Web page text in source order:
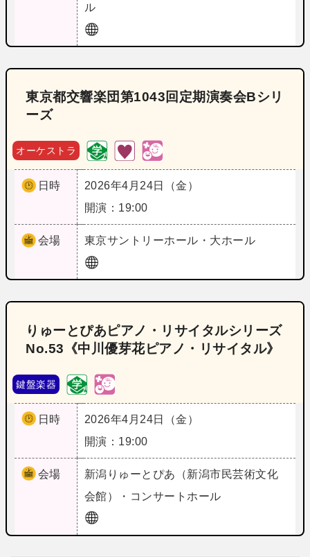
ル
東京都交響楽団第1043回定期演奏会Bシリ
ーズ
オーケストラ
日時
2026年4月24日（金）
開演：19:00
会場 東京サントリーホール・大ホール
りゅーとぴあピアノ・リサイタルシリーズ
No.53《中川優芽花ピアノ・リサイタル》
鍵盤楽器
日時
2026年4月24日（金）
開演：19:00
会場 新潟 りゅーとぴあ（新潟市民芸術文化
会館）・コンサートホール